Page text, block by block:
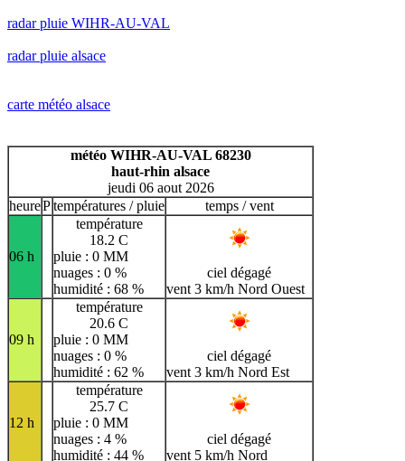
météo
météo
villages
commencant
A B C D E F
G
M
N
O
P Q R S T
U
Y Z
radar pluie WIHR-AU-VAL
radar pluie alsace
carte météo alsace
météo WIHR-AU-VAL 68230
haut-rhin alsace
jeudi 06 aout 2026
heurePtempératures / pluie temps / vent
06 h
température
18.2 C
pluie : 0 MM
nuages : 0 %
humidité : 68 %
ciel dégagé
vent 3 km/h Nord Ouest
09 h
température
20.6 C
pluie : 0 MM
nuages : 0 %
humidité : 62 %
ciel dégagé
vent 3 km/h Nord Est
12 h
température
25.7 C
pluie : 0 MM
nuages : 4 %
humidité : 44 %
ciel dégagé
vent 5 km/h Nord